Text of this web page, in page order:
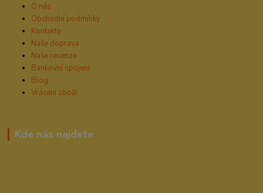
O nás
Obchodní podmínky
Kontakty
Naše doprava
Naše recenze
Bankovní spojení
Blog
Vrácení zboží
Kde nás najdete